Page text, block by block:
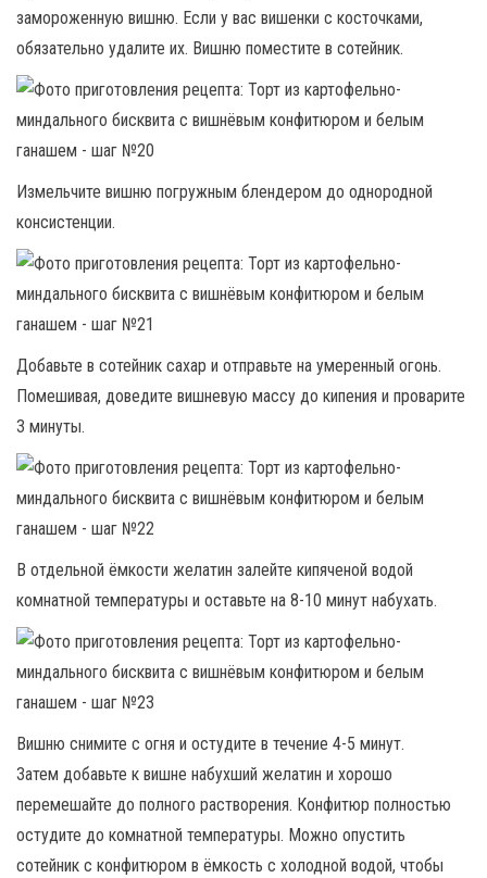
замороженную вишню. Если у вас вишенки с косточками,
обязательно удалите их. Вишню поместите в сотейник.
Измельчите вишню погружным блендером до однородной
консистенции.
Добавьте в сотейник сахар и отправьте на умеренный огонь.
Помешивая, доведите вишневую массу до кипения и проварите
3 минуты.
В отдельной ёмкости желатин залейте кипяченой водой
комнатной температуры и оставьте на 8-10 минут набухать.
Вишню снимите с огня и остудите в течение 4-5 минут.
Затем добавьте к вишне набухший желатин и хорошо
перемешайте до полного растворения. Конфитюр полностью
остудите до комнатной температуры. Можно опустить
сотейник с конфитюром в ёмкость с холодной водой, чтобы